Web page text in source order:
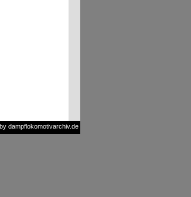
dampflokomotivarchiv.de